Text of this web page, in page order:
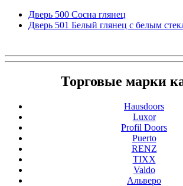
Дверь 500 Сосна глянец
Дверь 501 Белый глянец с белым
Торговые марки
Hausdoors
Luxor
Profil Doors
Puerto
RENZ
TIXX
Valdo
Альверо